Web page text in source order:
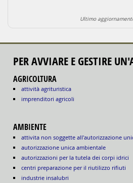
Ultimo
PER AVVIARE E GESTIRE
AGRICOLTURA
attività agrituristica
imprenditori agricoli
AMBIENTE
attivita non soggette all'autorizzazione
autorizzazione unica ambientale
autorizzazioni per la tutela dei corpi idrici
centri preparazione per il riutilizzo rifiuti
industrie insalubri